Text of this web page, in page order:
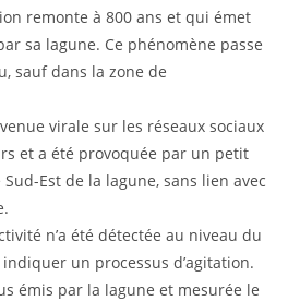
remonte à 800 ans et qui émet
sa lagune. Ce phénomène passe
sauf dans la zone de
virale sur les réseaux sociaux
et a été provoquée par un petit
Est de la lagune, sans lien avec
n’a été détectée au niveau du
un processus d’agitation.
émis par la lagune et mesurée le